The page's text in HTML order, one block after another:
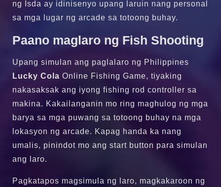
ng Isda ay idinisenyo upang laruin nang personal
sa mga lugar ng arcade sa totoong buhay.
Paano maglaro ng Fish Shooting
Upang simulan ang paglalaro ng Philippines
Lucky Cola ‍Online Fishing Game, tiyaking
nakasaksak ang iyong fishing rod controller sa
makina. Kakailanganin mo ring maghulog ng mga
barya sa mga puwang sa totoong buhay na mga
lokasyon ng arcade. Kapag handa ka nang
umalis, pinindot mo ang start button para simulan
ang laro.
Pagkatapos magsimula ng laro, magkakaroon ng